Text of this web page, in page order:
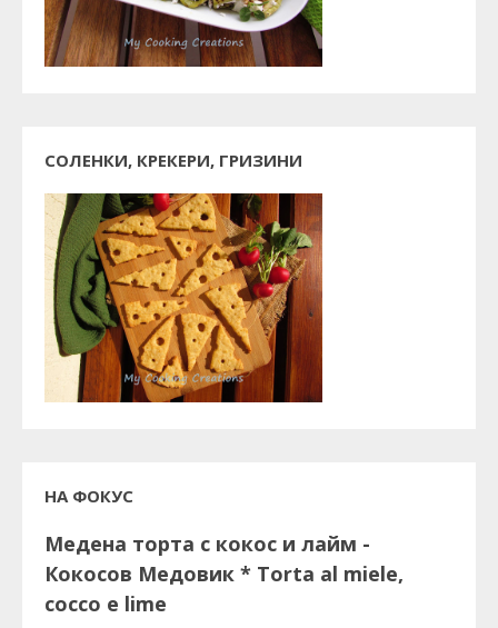
СОЛЕНКИ, КРЕКЕРИ, ГРИЗИНИ
НА ФОКУС
Медена торта с кокос и лайм -
Кокосов Медовик * Torta al miele,
cocco e lime